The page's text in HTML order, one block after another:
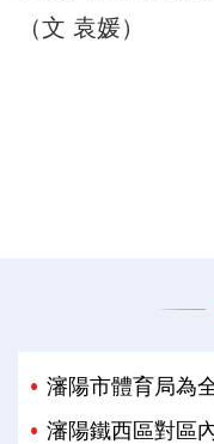
（文 袁媛）
瀋陽市體育局為
瀋陽鐵西區對區